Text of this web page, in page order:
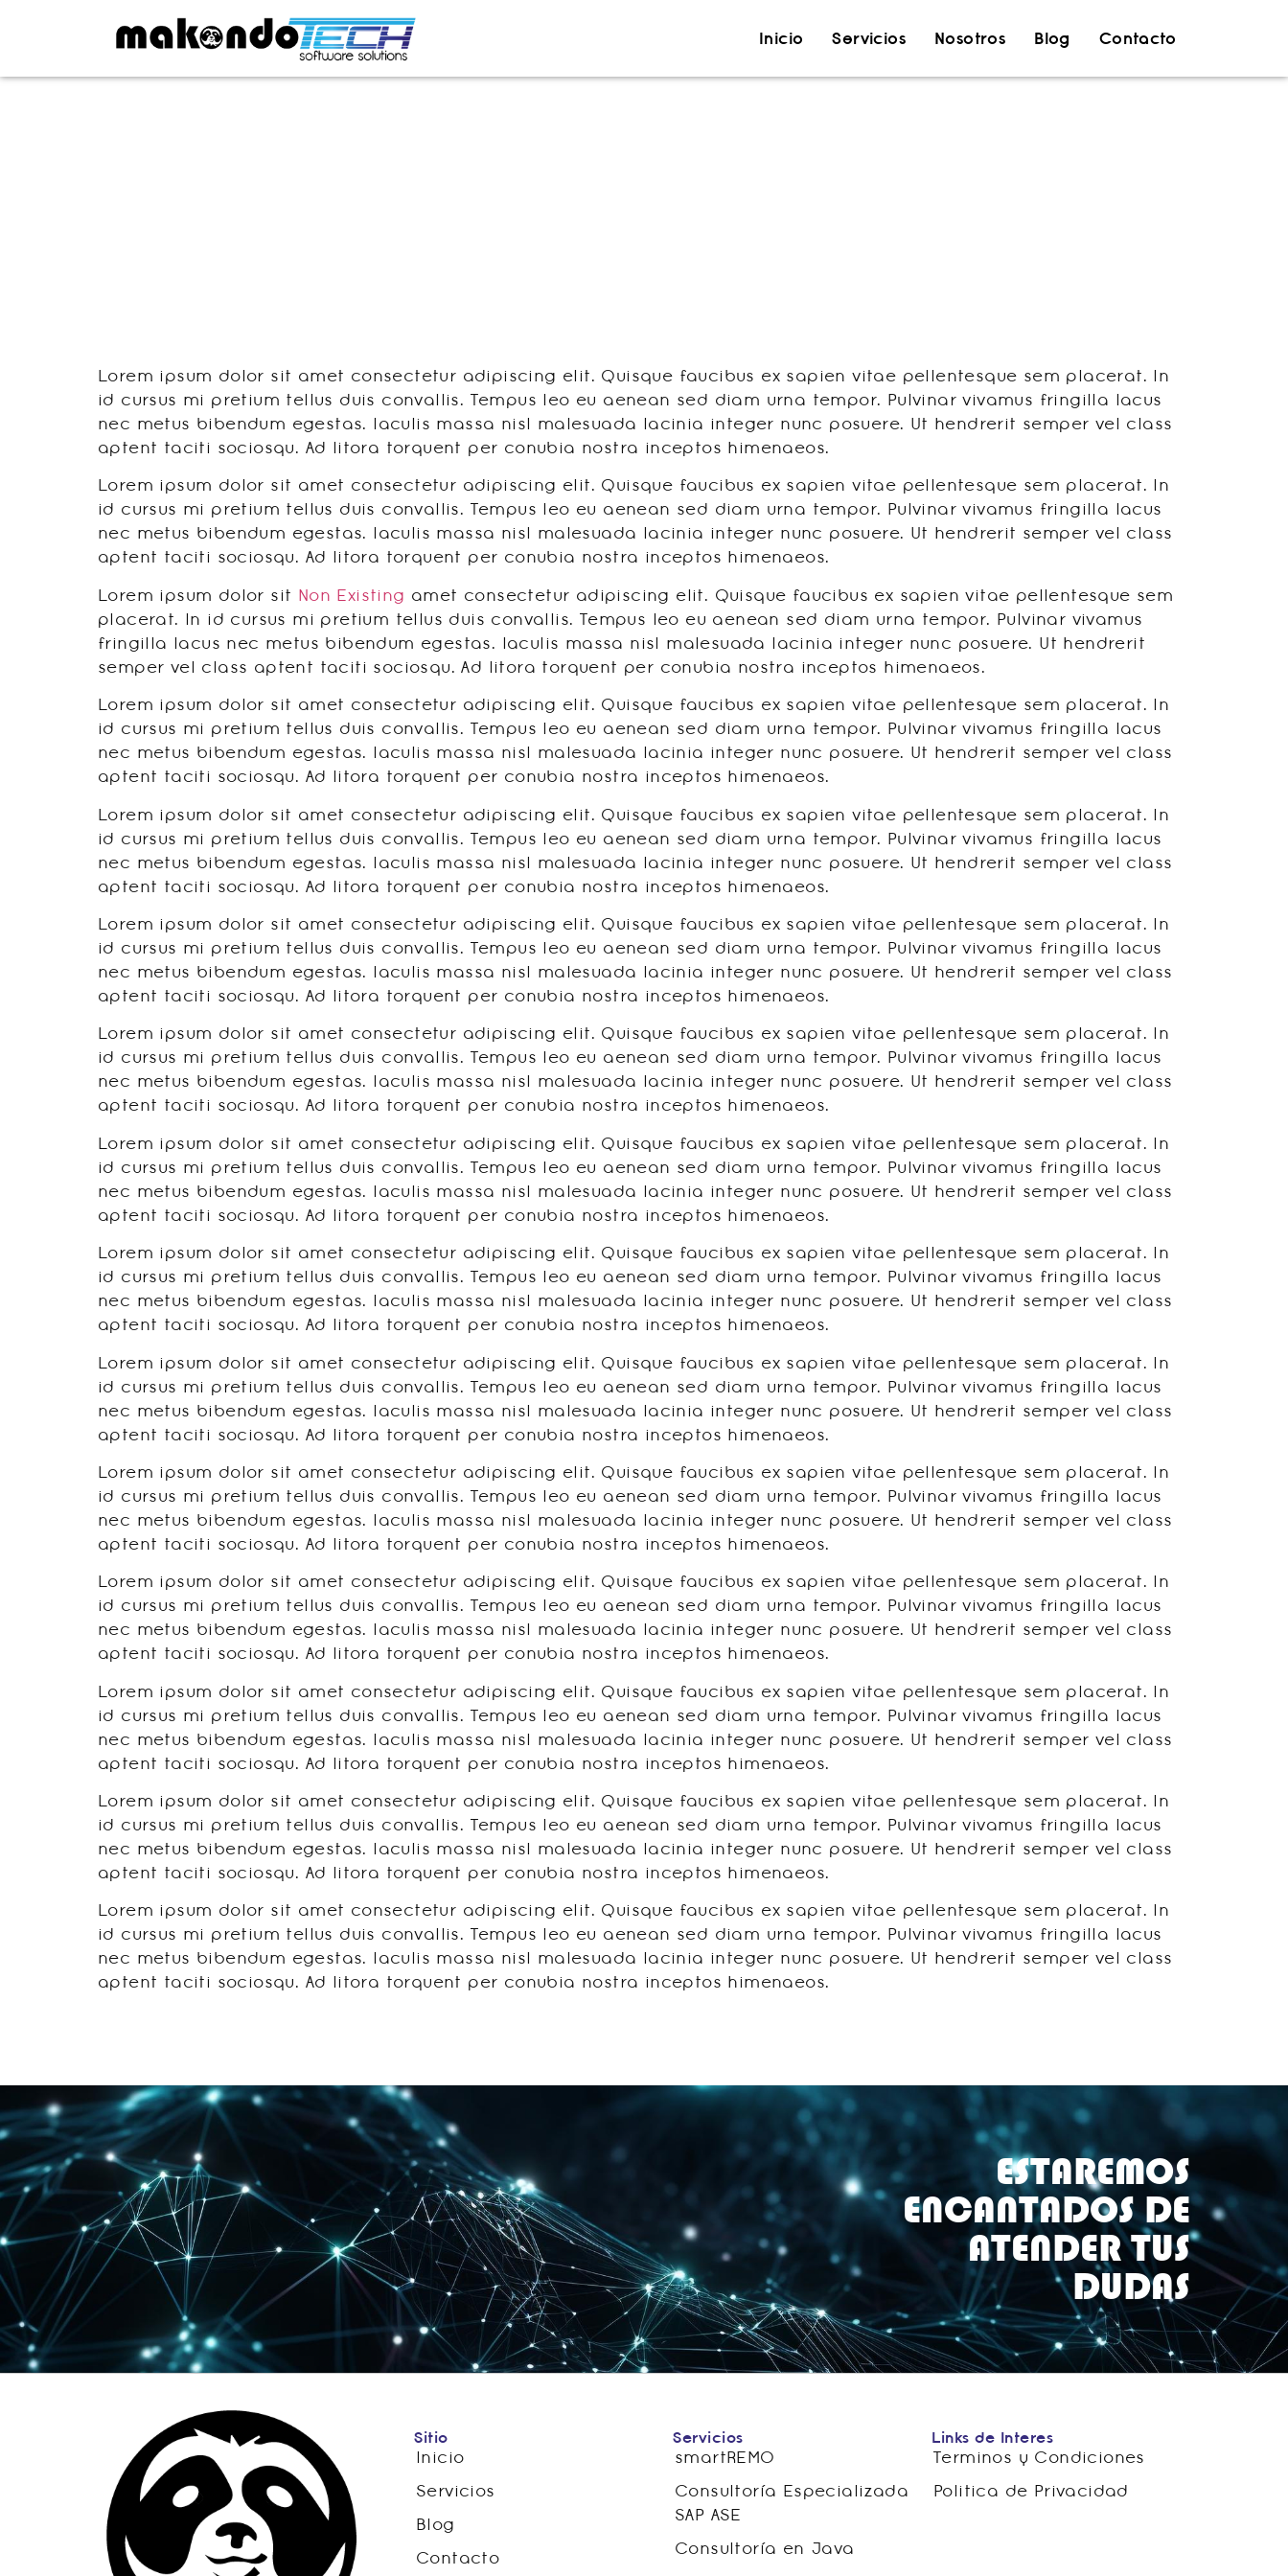
Inicio Servicios Nosotros Blog Contacto
Lorem ipsum dolor sit amet consectetur adipiscing elit. Quisque faucibus ex sapien vitae pellentesque sem placerat. In
id cursus mi pretium tellus duis convallis. Tempus leo eu aenean sed diam urna tempor. Pulvinar vivamus fringilla lacus
nec metus bibendum egestas. Iaculis massa nisl malesuada lacinia integer nunc posuere. Ut hendrerit semper vel class
aptent taciti sociosqu. Ad litora torquent per conubia nostra inceptos himenaeos.
Lorem ipsum dolor sit amet consectetur adipiscing elit. Quisque faucibus ex sapien vitae pellentesque sem placerat. In
id cursus mi pretium tellus duis convallis. Tempus leo eu aenean sed diam urna tempor. Pulvinar vivamus fringilla lacus
nec metus bibendum egestas. Iaculis massa nisl malesuada lacinia integer nunc posuere. Ut hendrerit semper vel class
aptent taciti sociosqu. Ad litora torquent per conubia nostra inceptos himenaeos.
Lorem ipsum dolor sit Non Existing amet consectetur adipiscing elit. Quisque faucibus ex sapien vitae pellentesque sem
placerat. In id cursus mi pretium tellus duis convallis. Tempus leo eu aenean sed diam urna tempor. Pulvinar vivamus
fringilla lacus nec metus bibendum egestas. Iaculis massa nisl malesuada lacinia integer nunc posuere. Ut hendrerit
semper vel class aptent taciti sociosqu. Ad litora torquent per conubia nostra inceptos himenaeos.
Lorem ipsum dolor sit amet consectetur adipiscing elit. Quisque faucibus ex sapien vitae pellentesque sem placerat. In
id cursus mi pretium tellus duis convallis. Tempus leo eu aenean sed diam urna tempor. Pulvinar vivamus fringilla lacus
nec metus bibendum egestas. Iaculis massa nisl malesuada lacinia integer nunc posuere. Ut hendrerit semper vel class
aptent taciti sociosqu. Ad litora torquent per conubia nostra inceptos himenaeos.
Lorem ipsum dolor sit amet consectetur adipiscing elit. Quisque faucibus ex sapien vitae pellentesque sem placerat. In
id cursus mi pretium tellus duis convallis. Tempus leo eu aenean sed diam urna tempor. Pulvinar vivamus fringilla lacus
nec metus bibendum egestas. Iaculis massa nisl malesuada lacinia integer nunc posuere. Ut hendrerit semper vel class
aptent taciti sociosqu. Ad litora torquent per conubia nostra inceptos himenaeos.
Lorem ipsum dolor sit amet consectetur adipiscing elit. Quisque faucibus ex sapien vitae pellentesque sem placerat. In
id cursus mi pretium tellus duis convallis. Tempus leo eu aenean sed diam urna tempor. Pulvinar vivamus fringilla lacus
nec metus bibendum egestas. Iaculis massa nisl malesuada lacinia integer nunc posuere. Ut hendrerit semper vel class
aptent taciti sociosqu. Ad litora torquent per conubia nostra inceptos himenaeos.
Lorem ipsum dolor sit amet consectetur adipiscing elit. Quisque faucibus ex sapien vitae pellentesque sem placerat. In
id cursus mi pretium tellus duis convallis. Tempus leo eu aenean sed diam urna tempor. Pulvinar vivamus fringilla lacus
nec metus bibendum egestas. Iaculis massa nisl malesuada lacinia integer nunc posuere. Ut hendrerit semper vel class
aptent taciti sociosqu. Ad litora torquent per conubia nostra inceptos himenaeos.
Lorem ipsum dolor sit amet consectetur adipiscing elit. Quisque faucibus ex sapien vitae pellentesque sem placerat. In
id cursus mi pretium tellus duis convallis. Tempus leo eu aenean sed diam urna tempor. Pulvinar vivamus fringilla lacus
nec metus bibendum egestas. Iaculis massa nisl malesuada lacinia integer nunc posuere. Ut hendrerit semper vel class
aptent taciti sociosqu. Ad litora torquent per conubia nostra inceptos himenaeos.
Lorem ipsum dolor sit amet consectetur adipiscing elit. Quisque faucibus ex sapien vitae pellentesque sem placerat. In
id cursus mi pretium tellus duis convallis. Tempus leo eu aenean sed diam urna tempor. Pulvinar vivamus fringilla lacus
nec metus bibendum egestas. Iaculis massa nisl malesuada lacinia integer nunc posuere. Ut hendrerit semper vel class
aptent taciti sociosqu. Ad litora torquent per conubia nostra inceptos himenaeos.
Lorem ipsum dolor sit amet consectetur adipiscing elit. Quisque faucibus ex sapien vitae pellentesque sem placerat. In
id cursus mi pretium tellus duis convallis. Tempus leo eu aenean sed diam urna tempor. Pulvinar vivamus fringilla lacus
nec metus bibendum egestas. Iaculis massa nisl malesuada lacinia integer nunc posuere. Ut hendrerit semper vel class
aptent taciti sociosqu. Ad litora torquent per conubia nostra inceptos himenaeos.
Lorem ipsum dolor sit amet consectetur adipiscing elit. Quisque faucibus ex sapien vitae pellentesque sem placerat. In
id cursus mi pretium tellus duis convallis. Tempus leo eu aenean sed diam urna tempor. Pulvinar vivamus fringilla lacus
nec metus bibendum egestas. Iaculis massa nisl malesuada lacinia integer nunc posuere. Ut hendrerit semper vel class
aptent taciti sociosqu. Ad litora torquent per conubia nostra inceptos himenaeos.
Lorem ipsum dolor sit amet consectetur adipiscing elit. Quisque faucibus ex sapien vitae pellentesque sem placerat. In
id cursus mi pretium tellus duis convallis. Tempus leo eu aenean sed diam urna tempor. Pulvinar vivamus fringilla lacus
nec metus bibendum egestas. Iaculis massa nisl malesuada lacinia integer nunc posuere. Ut hendrerit semper vel class
aptent taciti sociosqu. Ad litora torquent per conubia nostra inceptos himenaeos.
Lorem ipsum dolor sit amet consectetur adipiscing elit. Quisque faucibus ex sapien vitae pellentesque sem placerat. In
id cursus mi pretium tellus duis convallis. Tempus leo eu aenean sed diam urna tempor. Pulvinar vivamus fringilla lacus
nec metus bibendum egestas. Iaculis massa nisl malesuada lacinia integer nunc posuere. Ut hendrerit semper vel class
aptent taciti sociosqu. Ad litora torquent per conubia nostra inceptos himenaeos.
Lorem ipsum dolor sit amet consectetur adipiscing elit. Quisque faucibus ex sapien vitae pellentesque sem placerat. In
id cursus mi pretium tellus duis convallis. Tempus leo eu aenean sed diam urna tempor. Pulvinar vivamus fringilla lacus
nec metus bibendum egestas. Iaculis massa nisl malesuada lacinia integer nunc posuere. Ut hendrerit semper vel class
aptent taciti sociosqu. Ad litora torquent per conubia nostra inceptos himenaeos.
Lorem ipsum dolor sit amet consectetur adipiscing elit. Quisque faucibus ex sapien vitae pellentesque sem placerat. In
id cursus mi pretium tellus duis convallis. Tempus leo eu aenean sed diam urna tempor. Pulvinar vivamus fringilla lacus
nec metus bibendum egestas. Iaculis massa nisl malesuada lacinia integer nunc posuere. Ut hendrerit semper vel class
aptent taciti sociosqu. Ad litora torquent per conubia nostra inceptos himenaeos.
ESTAREMOS
ENCANTADOS DE
ATENDER TUS
DUDAS
Sitio
Inicio
Servicios
Blog
Contacto
Servicios
smartREMO
Consultoría Especializada
SAP ASE
Consultoría en Java
Links de Interes
Terminos y Condiciones
Politica de Privacidad